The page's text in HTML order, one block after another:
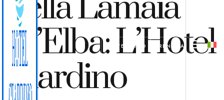
PRENOTA
PREVENTIVO
all’Elba: L’Hotel
Giardino